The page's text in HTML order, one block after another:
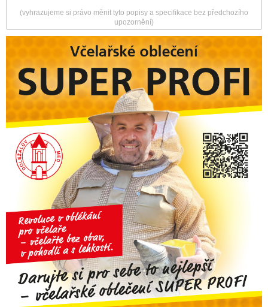
(vyhrazujeme si právo měnit tyto popisy a specifikace bez předchozího
upozornění)